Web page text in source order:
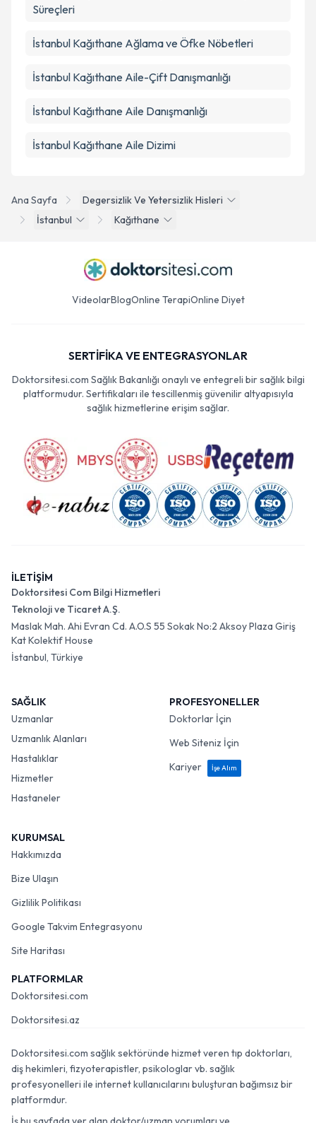
Ana Sayfa
Degersizlik Ve Yetersizlik Hisleri
İstanbul
Kağıthane
Süreçleri
İstanbul Kağıthane Ağlama ve Öfke Nöbetleri
İstanbul Kağıthane Aile-Çift Danışmanlığı
İstanbul Kağıthane Aile Danışmanlığı
İstanbul Kağıthane Aile Dizimi
VideolarBlogOnline TerapiOnline Diyet
SERTİFİKA VE ENTEGRASYONLAR
Doktorsitesi.com Sağlık Bakanlığı onaylı ve entegreli bir sağlık bilgi
platformudur. Sertifikaları ile tescillenmiş güvenilir altyapısıyla
sağlık hizmetlerine erişim sağlar.
İLETİŞİM
Doktorsitesi Com Bilgi Hizmetleri
Teknoloji ve Ticaret A.Ş.
Maslak Mah. Ahi Evran Cd. A.O.S 55 Sokak No:2 Aksoy Plaza Giriş
Kat Kolektif House
İstanbul, Türkiye
SAĞLIK
Uzmanlar
Uzmanlık Alanları
Hastalıklar
Hizmetler
Hastaneler
PROFESYONELLER
Doktorlar İçin
Web Siteniz İçin
Kariyer
İşe Alım
KURUMSAL
Hakkımızda
Bize Ulaşın
Gizlilik Politikası
Google Takvim Entegrasyonu
Site Haritası
PLATFORMLAR
Doktorsitesi.com
Doktorsitesi.az
Doktorsitesi.com sağlık sektöründe hizmet veren tıp doktorları,
diş hekimleri, fizyoterapistler, psikologlar vb. sağlık
profesyonelleri ile internet kullanıcılarını buluşturan bağımsız bir
platformdur.